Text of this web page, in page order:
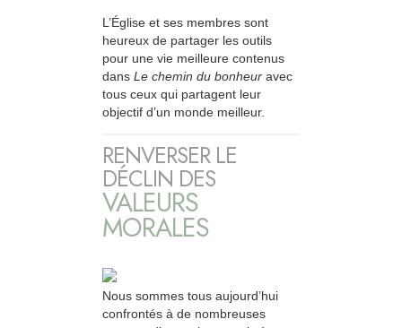
L’Église et ses membres sont
heureux de partager les outils
pour une vie meilleure contenus
dans Le chemin du bonheur avec
tous ceux qui partagent leur
objectif d’un monde meilleur.
RENVERSER LE
DÉCLIN DES
VALEURS
MORALES
Nous sommes tous aujourd’hui
confrontés à de nombreuses